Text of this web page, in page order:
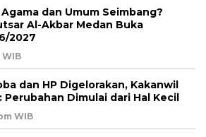
dan Umum Seimbang?
Al-Akbar Medan Buka
2027
WIB
dan HP Digelorakan, Kakanwil
Dimulai dari Hal Kecil
WIB